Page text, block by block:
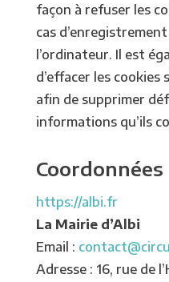
façon à refuser les
cas
l’ordinateur. Il est
d’effacer les cookies
afin de supprimer
informations qu’ils
Coordonnées
https://albi.fr
La Mairie d’Albi
Email :
Adresse : 16, rue de